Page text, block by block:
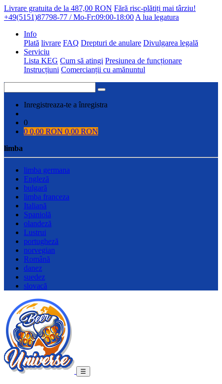
Livrare gratuita de la 487,00 RON Fără risc-plătiți mai târziu!
+49(5151)87798-77 / Mo-Fr:09:00-18:00 A lua legatura
Info
Plată livrare FAQ Drepturi de anulare Divulgarea legală
Serviciu
Lista KEG Cum să atingi Presiunea de funcționare
Instrucțiuni Comercianții cu amănuntul
Inregistreaza-te a înregistra
0
0 0,00 RON 0,00 RON
limba
limba germana
Engleză
bulgară
limba franceza
Italiană
Spaniolă
olandeză
Lustrui
portugheză
norvegian
Română
danez
suedez
slovacă
☰